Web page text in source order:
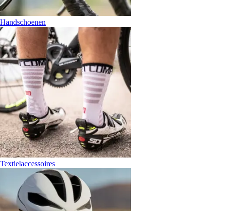
Handschoenen
Textielaccessoires